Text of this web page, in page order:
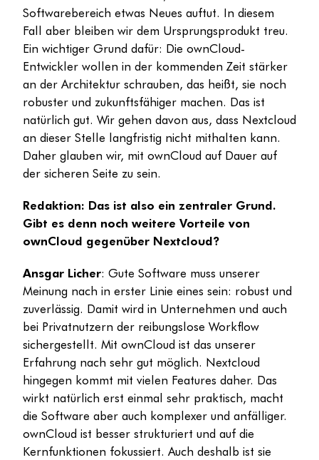
Softwarebereich etwas Neues auftut. In diesem
Fall aber bleiben wir dem Ursprungsprodukt treu.
Ein wichtiger Grund dafür: Die ownCloud-
Entwickler wollen in der kommenden Zeit stärker
an der Architektur schrauben, das heißt, sie noch
robuster und zukunftsfähiger machen. Das ist
natürlich gut. Wir gehen davon aus, dass Nextcloud
an dieser Stelle langfristig nicht mithalten kann.
Daher glauben wir, mit ownCloud auf Dauer auf
der sicheren Seite zu sein.
Redaktion: Das ist also ein zentraler Grund.
Gibt es denn noch weitere Vorteile von
ownCloud gegenüber Nextcloud?
Ansgar Licher: Gute Software muss unserer
Meinung nach in erster Linie eines sein: robust und
zuverlässig. Damit wird in Unternehmen und auch
bei Privatnutzern der reibungslose Workflow
sichergestellt. Mit ownCloud ist das unserer
Erfahrung nach sehr gut möglich. Nextcloud
hingegen kommt mit vielen Features daher. Das
wirkt natürlich erst einmal sehr praktisch, macht
die Software aber auch komplexer und anfälliger.
ownCloud ist besser strukturiert und auf die
Kernfunktionen fokussiert. Auch deshalb ist sie